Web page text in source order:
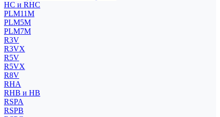
HC и RHC
PLM11M
PLM5M
PLM7M
R3V
R3VX
R5V
R5VX
R8V
RHA
RHB и HB
RSPA
RSPB